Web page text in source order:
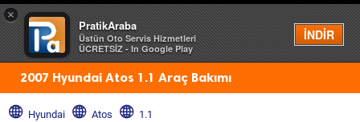
×
PratikAraba
Üstün Oto Servis Hizmetleri
ÜCRETSİZ - In Google Play
İNDİR
Menü
2007 Hyundai Atos 1.1 Araç Bakımı
Hyundai Atos 1.1